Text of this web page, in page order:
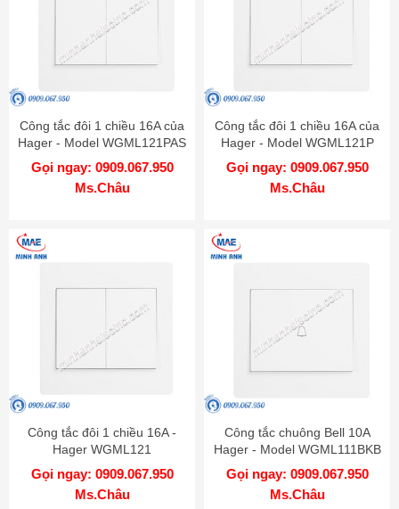
Công tắc đôi 1 chiều 16A của
Hager - Model WGML121PAS
Gọi ngay: 0909.067.950
Ms.Châu
Công tắc đôi 1 chiều 16A của
Hager - Model WGML121P
Gọi ngay: 0909.067.950
Ms.Châu
Công tắc đôi 1 chiều 16A -
Hager WGML121
Gọi ngay: 0909.067.950
Ms.Châu
Công tắc chuông Bell 10A
Hager - Model WGML111BKB
Gọi ngay: 0909.067.950
Ms.Châu